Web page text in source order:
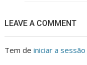
LEAVE A COMMENT
Tem deiniciar a sessão